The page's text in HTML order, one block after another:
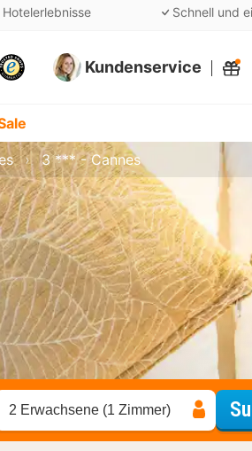
Schnell und
Kundenservice
3 *** - Cannes
2 Erwachsene (1 Zimmer)